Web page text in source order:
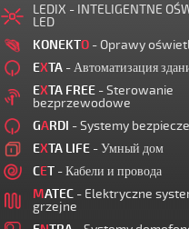
LEDIX - INTELIGENTNE
LED
KONEKTO - Oprawy
EXTA - Автоматизация
EXTA FREE - Sterowanie
bezprzewodowe
GARDI - Systemy
EXTA LIFE - Умный дом
CET - Кабели и провода
MATEC - Elektryczne
grzejne